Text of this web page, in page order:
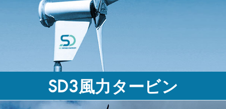
SD3風力タービン